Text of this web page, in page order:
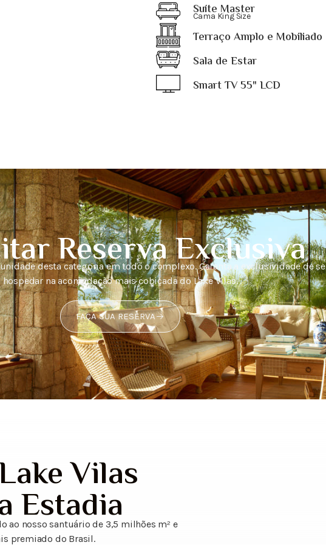
Suíte Master
Cama King Size
Terraço Amplo e Mobiliado
Sala de Estar
Smart TV 55" LCD
Reserva Exclusiva
desta categoria em todo o complexo. Garanta a exclusividade de se
hospedar na acomodação mais cobiçada do Lake Vilas.
FAÇA SUA RESERVA
Vilas
Estadia
ao nosso santuário de 3,5 milhões m² e
premiado do Brasil.